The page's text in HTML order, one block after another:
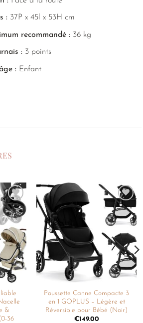
:37P x 45l x 53H cm
recommandé :36 kg
:3 points
:Enfant
Ajouter
à la
liste de
souhaits
&
36
Ajouter
à la
liste de
Poussette Canne Compacte 3
en 1 GOPLUS – Légère et
Réversible pour Bébé (Noir)
€149.00